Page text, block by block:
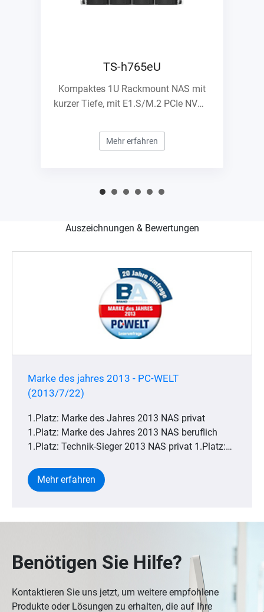
TS-h765eU
Kompaktes 1U Rackmount NAS mit
kurzer Tiefe, mit E1.S/M.2 PCIe NVMe
Erweiterbarkeit
Mehr erfahren
Auszeichnungen & Bewertungen
Marke des jahres 2013 - PC-WELT
(2013/7/22)
1.Platz: Marke des Jahres 2013 NAS privat
1.Platz: Marke des Jahres 2013 NAS beruflich
1.Platz: Technik-Sieger 2013 NAS privat 1.Platz:
Mehr erfahren
Benötigen Sie Hilfe?
Kontaktieren Sie uns jetzt, um weitere empfohlene
Produkte oder Lösungen zu erhalten, die auf Ihre